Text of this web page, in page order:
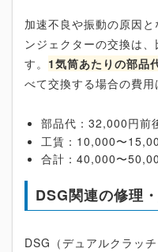
加速不良や振動の原因
ンジェクターの交換は
す。 1気筒あたりの部品
べて交換する場合の費用
部品代：32,000円前
工賃：10,000〜
合計：40,000〜
DSG関連の修理
DSG（デュアルクラッ